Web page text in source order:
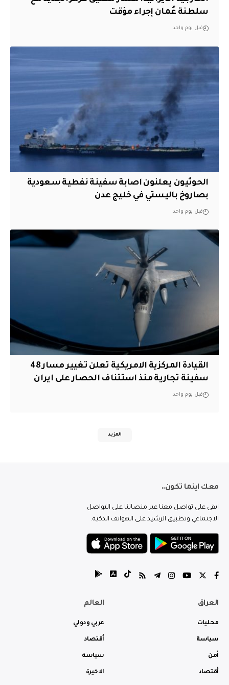
سلطنة عُمان إجراء مؤقت
قبل يوم واحد
الحوثيون يعلنون اصابة سفينة نفطية سعودية
بصاروخ باليستي في خليج عدن
قبل يوم واحد
القيادة المركزية الامريكية تعلن تغيير مسار 48
سفينة تجارية منذ استئناف الحصار على ايران
قبل يوم واحد
المزيد
معك اينما تكون..
ابقى على تواصل معنا عبر منصاتنا على التواصل
الاجتماعي وتطبيق الرشيد على الهواتف الذكية.
العراق
محليات
سياسة
أمن
أقتصاد
العالم
عربي ودولي
أقتصاد
سياسة
الاخيرة